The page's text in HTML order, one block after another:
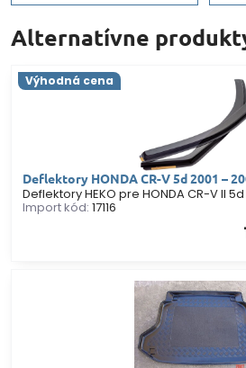
Alternatívne
Deflektory HONDA CR-V 5d 2001 –
Výhodná cena
Deflektory HEKO pre HONDA CR-V II
Import kód: 17116